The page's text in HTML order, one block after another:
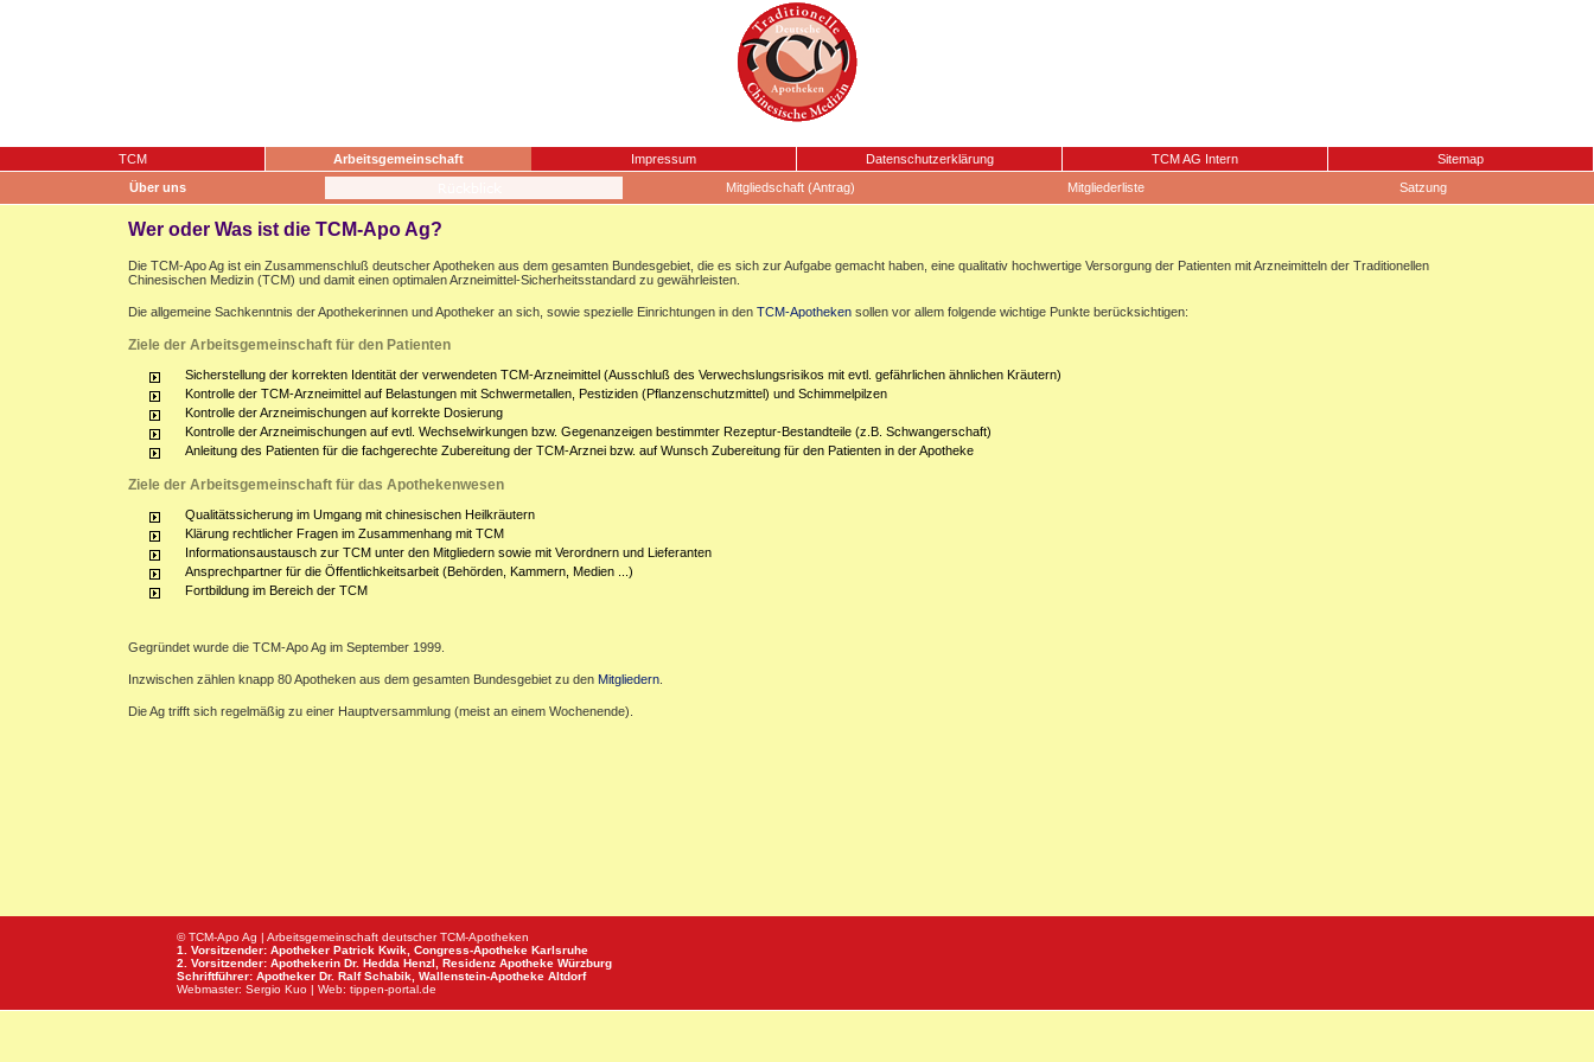
TCM Arbeitsgemeinschaft Impressum Datenschutzerklärung TCM AG Intern
Sitemap
Über uns
Mitgliedschaft (Antrag) Mitgliederliste Satzung
Wer oder Was ist die TCM-Apo Ag?
Die TCM-Apo Ag ist ein Zusammenschluß deutscher Apotheken aus dem gesamten Bundesgebiet, die es sich zur Aufgabe gemacht haben, eine qualitativ hochwertige Versorgung der Patienten mit Arzneimitteln der Traditionellen
Chinesischen Medizin (TCM) und damit einen optimalen Arzneimittel-Sicherheitsstandard zu gewährleisten.
Die allgemeine Sachkenntnis der Apothekerinnen und Apotheker an sich, sowie spezielle Einrichtungen in den TCM-Apotheken sollen vor allem folgende wichtige Punkte berücksichtigen:
Ziele der Arbeitsgemeinschaft für den Patienten
Sicherstellung der korrekten Identität der verwendeten TCM-Arzneimittel (Ausschluß des Verwechslungsrisikos mit evtl. gefährlichen ähnlichen Kräutern)
Kontrolle der TCM-Arzneimittel auf Belastungen mit Schwermetallen, Pestiziden (Pflanzenschutzmittel) und Schimmelpilzen
Kontrolle der Arzneimischungen auf korrekte Dosierung
Kontrolle der Arzneimischungen auf evtl. Wechselwirkungen bzw. Gegenanzeigen bestimmter Rezeptur-Bestandteile (z.B. Schwangerschaft)
Anleitung des Patienten für die fachgerechte Zubereitung der TCM-Arznei bzw. auf Wunsch Zubereitung für den Patienten in der Apotheke
Ziele der Arbeitsgemeinschaft für das Apothekenwesen
Qualitätssicherung im Umgang mit chinesischen Heilkräutern
Klärung rechtlicher Fragen im Zusammenhang mit TCM
Informationsaustausch zur TCM unter den Mitgliedern sowie mit Verordnern und Lieferanten
Ansprechpartner für die Öffentlichkeitsarbeit (Behörden, Kammern, Medien ...)
Fortbildung im Bereich der TCM
Gegründet wurde die TCM-Apo Ag im September 1999.
Inzwischen zählen knapp 80 Apotheken aus dem gesamten Bundesgebiet zu den Mitgliedern
Die Ag trifft sich regelmäßig zu einer Hauptversammlung (meist an einem Wochenende).
© TCM-Apo Ag | Arbeitsgemeinschaft deutscher TCM-Apotheken
1. Vorsitzender: Apotheker Patrick Kwik, Congress-Apotheke Karlsruhe
2. Vorsitzender: Apothekerin Dr. Hedda Henzl, Residenz Apotheke Würzburg
Schriftführer: Apotheker Dr. Ralf Schabik, Wallenstein-Apotheke Altdorf
Webmaster: Sergio Kuo | Web: tippen-portal.de